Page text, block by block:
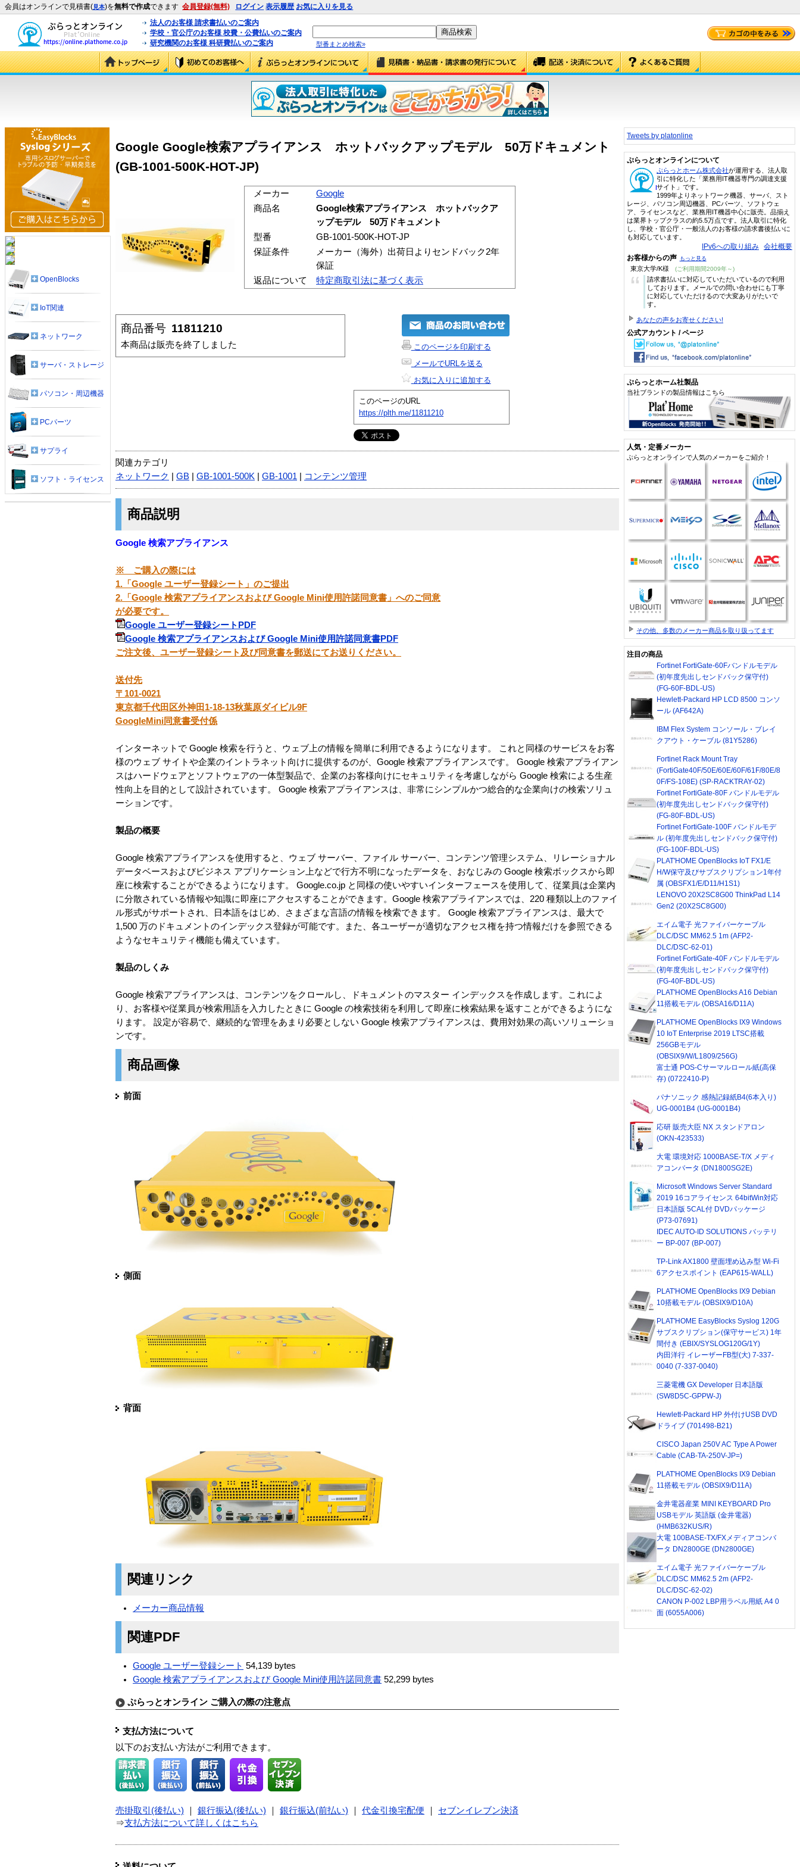
会員はオンラインで見積書(見本)を無料で作成できます 会員登録(無料) ログイン 表示履歴 お気に入りを見る
法人のお客様 請求書払いのご案内
学校・官公庁のお客様 校費・公費払いのご案内
研究機関のお客様 科研費払いのご案内
型番まとめ検索»
Google Google検索アプライアンス ホットバックアップモデル 50万ドキュメント
(GB-1001-500K-HOT-JP)
メーカー
Google
商品名
Google検索アプライアンス ホットバックア
ップモデル 50万ドキュメント
型番
GB-1001-500K-HOT-JP
保証条件
メーカー（海外）出荷日よりセンドバック2年
保証
返品について
特定商取引法に基づく表示
商品番号 11811210
本商品は販売を終了しました
このページを印刷する
メールでURLを送る
お気に入りに追加する
このページのURL
https://plth.me/11811210
関連カテゴリ
ネットワーク
GB GB-1001-500K GB-1001 コンテンツ管理
商品説明
Google 検索アプライアンス
※ ご購入の際には
1.「Google ユーザー登録シート」のご提出
2.「Google 検索アプライアンスおよび Google Mini使用許諾同意書」へのご同意
が必要です。
Google ユーザー登録シートPDF
Google 検索アプライアンスおよび Google Mini使用許諾同意書PDF
ご注文後、ユーザー登録シート及び同意書を郵送にてお送りください。
送付先
〒101-0021
東京都千代田区外神田1-18-13秋葉原ダイビル9F
GoogleMini同意書受付係
インターネットで Google 検索を行うと、ウェブ上の情報を簡単に利用できるようになります。 これと同様のサービスをお客
様のウェブ サイトや企業のイントラネット向けに提供するのが、Google 検索アプライアンスです。 Google 検索アプライアン
スはハードウェアとソフトウェアの一体型製品で、企業のお客様向けにセキュリティを考慮しながら Google 検索による生産
性向上を目的として設計されています。 Google 検索アプライアンスは、非常にシンプルかつ総合的な企業向けの検索ソリュ
ーションです。
製品の概要
Google 検索アプライアンスを使用すると、ウェブ サーバー、ファイル サーバー、コンテンツ管理システム、リレーショナル
データベースおよびビジネス アプリケーション上などで行方不明になったデータを、おなじみの Google 検索ボックスから即
座に検索することができるようになります。 Google.co.jp と同様の使いやすいインターフェースを使用して、従業員は企業内
に分散されている情報や知識に即座にアクセスすることができます。Google 検索アプライアンスでは、220 種類以上のファイ
ル形式がサポートされ、日本語をはじめ、さまざまな言語の情報を検索できます。 Google 検索アプライアンスは、最大で
1,500 万のドキュメントのインデックス登録が可能です。また、各ユーザーが適切なアクセス権を持つ情報だけを参照できる
ようなセキュリティ機能も備えています。
製品のしくみ
Google 検索アプライアンスは、コンテンツをクロールし、ドキュメントのマスター インデックスを作成します。これによ
り、お客様や従業員が検索用語を入力したときに Google の検索技術を利用して即座に検索結果を返すことができるようにな
ります。 設定が容易で、継続的な管理をあまり必要としない Google 検索アプライアンスは、費用対効果の高いソリューショ
ンです。
商品画像
前面
側面
背面
関連リンク
メーカー商品情報
関連PDF
Google ユーザー登録シート 54,139 bytes
Google 検索アプライアンスおよび Google Mini使用許諾同意書 52,299 bytes
ぷらっとオンライン ご購入の際の注意点
支払方法について
以下のお支払い方法がご利用できます。
売掛取引(後払い) 銀行振込(後払い) 銀行振込(前払い) 代金引換宅配便
セブンイレブン決済
⇒支払方法について詳しくはこちら
OpenBlocks
IoT関連
ネットワーク
サーバ・ストレージ
パソコン・周辺機器
PCパーツ
サプライ
ソフト・ライセンス
Tweets by platonline
ぷらっとオンラインについて
ぷらっとホーム株式会社が運用する、法人取
引に特化した「業務用IT機器専門の調達支援
サイト」です。
1999年よりネットワーク機器、サーバ、スト
レージ、パソコン周辺機器、PCパーツ、ソフトウェ
ア、ライセンスなど、業務用IT機器中心に販売。品揃え
は業界トップクラスの約5.5万点です。法人取引に特化
し、学校・官公庁・一般法人のお客様の請求書後払いに
も対応しています。
IPv6への取り組み 会社概要
お客様からの声 もっと見る
東京大学/K様 (ご利用期間2009年～)
“
請求書払いに対応していただいているので利用
しております。メールでの問い合わせにも丁寧
に対応していただけるので大変ありがたいで
す。
あなたの声をお寄せください!
公式アカウント / ページ
ぷらっとホーム社製品
当社ブランドの製品情報はこちら
人気・定番メーカー
ぷらっとオンラインで人気のメーカーをご紹介！
その他、多数のメーカー商品を取り扱ってます
注目の商品
Fortinet FortiGate-60Fバンドルモデル
(初年度先出しセンドバック保守付)
(FG-60F-BDL-US)
Hewlett-Packard HP LCD 8500 コンソ
ール (AF642A)
IBM Flex System コンソール・ブレイ
クアウト・ケーブル (81Y5286)
Fortinet Rack Mount Tray
(FortiGate40F/50E/60E/60F/61F/80E/8
0F/FS-108E) (SP-RACKTRAY-02)
Fortinet FortiGate-80F バンドルモデル
(初年度先出しセンドバック保守付)
(FG-80F-BDL-US)
Fortinet FortiGate-100F バンドルモデ
ル (初年度先出しセンドバック保守付)
(FG-100F-BDL-US)
PLAT'HOME OpenBlocks IoT FX1/E
H/W保守及びサブスクリプション1年付
属 (OBSFX1/E/D11/H1S1)
LENOVO 20X2SC8G00 ThinkPad L14
Gen2 (20X2SC8G00)
エイム電子 光ファイバーケーブル
DLC/DSC MM62.5 1m (AFP2-
DLC/DSC-62-01)
Fortinet FortiGate-40F バンドルモデル
(初年度先出しセンドバック保守付)
(FG-40F-BDL-US)
PLAT'HOME OpenBlocks A16 Debian
11搭載モデル (OBSA16/D11A)
PLAT'HOME OpenBlocks IX9 Windows
10 IoT Enterprise 2019 LTSC搭載
256GBモデル
(OBSIX9/W/L1809/256G)
富士通 POS-Cサーマルロール紙(高保
存) (0722410-P)
パナソニック 感熱記録紙B4(6本入り)
UG-0001B4 (UG-0001B4)
応研 販売大臣 NX スタンドアロン
(OKN-423533)
大電 環境対応 1000BASE-T/X メディ
アコンバータ (DN1800SG2E)
Microsoft Windows Server Standard
2019 16コアライセンス 64bitWin対応
日本語版 5CAL付 DVDパッケージ
(P73-07691)
IDEC AUTO-ID SOLUTIONS バッテリ
ー BP-007 (BP-007)
TP-Link AX1800 壁面埋め込み型 Wi-Fi
6アクセスポイント (EAP615-WALL)
PLAT'HOME OpenBlocks IX9 Debian
10搭載モデル (OBSIX9/D10A)
PLAT'HOME EasyBlocks Syslog 120G
サブスクリプション(保守サービス) 1年
間付き (EBIX/SYSLOG120G/1Y)
内田洋行 イレーザーFB型(大) 7-337-
0040 (7-337-0040)
三菱電機 GX Developer 日本語版
(SW8D5C-GPPW-J)
Hewlett-Packard HP 外付けUSB DVD
ドライブ (701498-B21)
CISCO Japan 250V AC Type A Power
Cable (CAB-TA-250V-JP=)
PLAT'HOME OpenBlocks IX9 Debian
11搭載モデル (OBSIX9/D11A)
金井電器産業 MINI KEYBOARD Pro
USBモデル 英語版 (金井電器)
(HMB632KUS/R)
大電 100BASE-TX/FXメディアコンバ
ータ DN2800GE (DN2800GE)
エイム電子 光ファイバーケーブル
DLC/DSC MM62.5 2m (AFP2-
DLC/DSC-62-02)
CANON P-002 LBP用ラベル用紙 A4 0
面 (6055A006)